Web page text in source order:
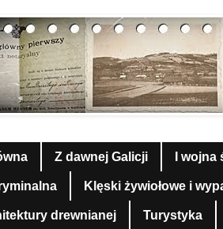
Z dawnej Galicji I
Klęski żywiołowe i
drewnianej Turystyka